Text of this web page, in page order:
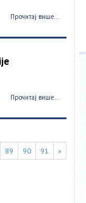
Прочитај више...
Прочитај више...
89 90 91
»